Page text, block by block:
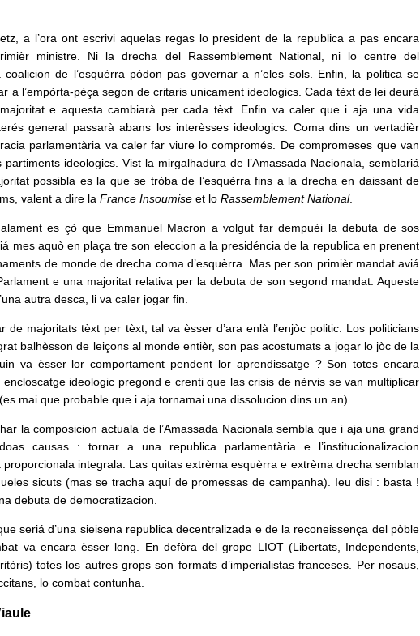
ont escrivi aquelas regas lo president de la republica a pas encara
ministre. Ni la drecha del Rassemblement National, ni lo centre del
coalicion de l’esquèrra pòdon pas governar a n’eles sols. Enfin, la politica se
a l’empòrta-pèça segon de critaris unicament ideologics. Cada tèxt de lei deurà
e aquesta cambiarà per cada tèxt. Enfin va caler que i aja una vida
general passarà abans los interèsses ideologics. Coma dins un vertadièr
parlamentària va caler far viure lo compromés. De compromeses que van
partiments ideologics. Vist la mirgalhadura de l’Amassada Nacionala, semblariá
possibla es la que se tròba de l’esquèrra fins a la drecha en daissant de
valent a dire la France Insoumise et lo Rassemblement National.
çò que Emmanuel Macron a volgut far dempuèi la debuta de sos
mes aquò en plaça tre son eleccion a la presidéncia de la republica en prenent
de monde de drecha coma d’esquèrra. Mas per son primièr mandat aviá
e una majoritat relativa per la debuta de son segond mandat. Aqueste
autra desca, li va caler jogar fin.
tèxt per tèxt, tal va èsser d’ara enlà l’enjòc politic. Los politicians
balhèsson de leiçons al monde entièr, son pas acostumats a jogar lo jòc de la
va èsser lor comportament pendent lor aprendissatge ? Son totes encara
ideologic pregond e crenti que las crisis de nèrvis se van multiplicar
mai que probable que i aja tornamai una dissolucion dins un an).
actuala de l’Amassada Nacionala sembla que i aja una grand
causas : tornar a una republica parlamentària e l’institucionalizacion
proporcionala integrala. Las quitas extrèma esquèrra e extrèma drecha semblan
sicuts (mas se tracha aquí de promessas de campanha). Ieu disi : basta !
debuta de democratizacion.
seriá d’una sieisena republica decentralizada e de la reconeissença del pòble
va encara èsser long. En defòra del grope LIOT (Libertats, Independents,
totes los autres grops son formats d’imperialistas franceses. Per nosaus,
lo combat contunha.